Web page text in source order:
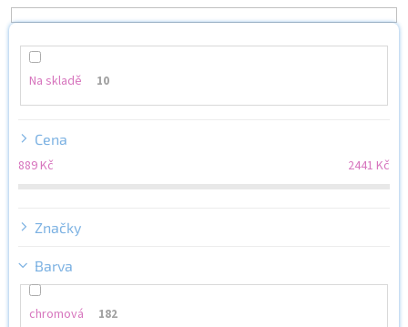
n
Na skladě 10
Cena
889Kč 2441 Kč
Značky
Barva
chromová 182